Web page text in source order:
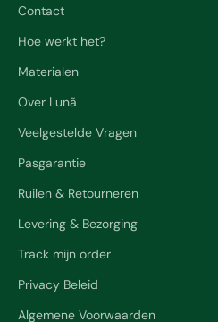
Contact
Hoe werkt het?
Materialen
Over Lunã
Veelgestelde Vragen
Pasgarantie
Ruilen & Retourneren
Levering & Bezorging
Track mijn order
Privacy Beleid
Algemene Voorwaarden